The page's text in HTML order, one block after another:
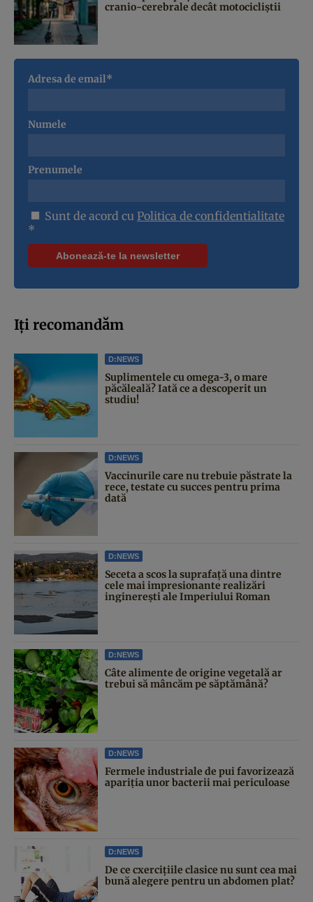
cranio-cerebrale decât motocicliștii
Adresa de email*
Numele
Prenumele
Sunt de acord cu Politica de confidentialitate
*
Iți recomandăm
D:NEWS
Suplimentele cu omega-3, o mare
păcăleală? Iată ce a descoperit un
studiu!
D:NEWS
Vaccinurile care nu trebuie păstrate la
rece, testate cu succes pentru prima
dată
D:NEWS
Seceta a scos la suprafață una dintre
cele mai impresionante realizări
inginerești ale Imperiului Roman
D:NEWS
Câte alimente de origine vegetală ar
trebui să mâncăm pe săptămână?
D:NEWS
Fermele industriale de pui favorizează
apariția unor bacterii mai periculoase
D:NEWS
De ce cxercițiile clasice nu sunt cea mai
bună alegere pentru un abdomen plat?